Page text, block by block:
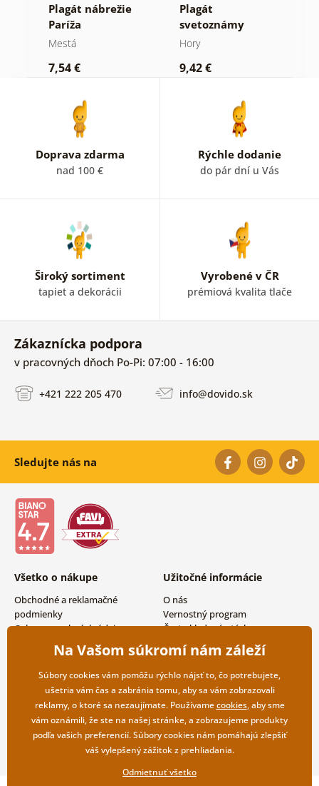
Plagát nábrežie
Paríža
Mestá
7,54 €
Plagát
svetoznámy
Čínsky múr
Hory
9,42 €
Doprava zdarma
nad 100 €
Rýchle dodanie
do pár dní u Vás
Široký sortiment
tapiet a dekorácii
Vyrobené v ČR
prémiová kvalita tlače
Zákaznícka podpora
v pracovných dňoch Po-Pi: 07:00 - 16:00
+421 222 205 470 info@dovido.sk
Sledujte nás na
Všetko o nákupe
Obchodné a reklamačné
podmienky
Ochrana osobných údajov
Možnosti dopravy a platby
Vrátenie tovaru
Užitočné informácie
O nás
Vernostný program
Často kladené otázky
Magazín
Kontakty
Veľkoobchodná spolupráca
Na Vašom súkromí nám záleží
Súbory cookies vám pomôžu rýchlo nájsť to, čo potrebujete,
ušetria vám čas a zabránia tomu, aby sa vám zobrazovali
reklamy, o ktoré sa nezaujímate. Používamecookies, aby sme
vám oznámili, že ste na našej stránke, a zobrazujeme produkty
podľa vašich preferencií. Súbory cookies nám pomáhajú zlepšiť
váš vylepšený zážitok z prehliadania.
Odmietnuť všetko